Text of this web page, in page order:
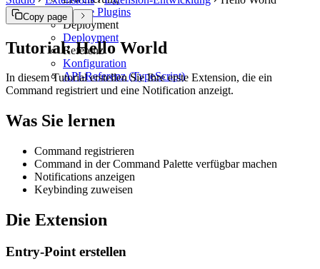
Eigene Plugins
Deployment
Deployment
Referenz
Konfiguration
API-Referenz (TypeScript)
Copy page
Tutorial: Hello World
In diesem Tutorial erstellen Sie Ihre erste Extension, die ein
Command registriert und eine Notification anzeigt.
Was Sie lernen
Command registrieren
Command in der Command Palette verfügbar machen
Notifications anzeigen
Keybinding zuweisen
Die Extension
Entry-Point erstellen